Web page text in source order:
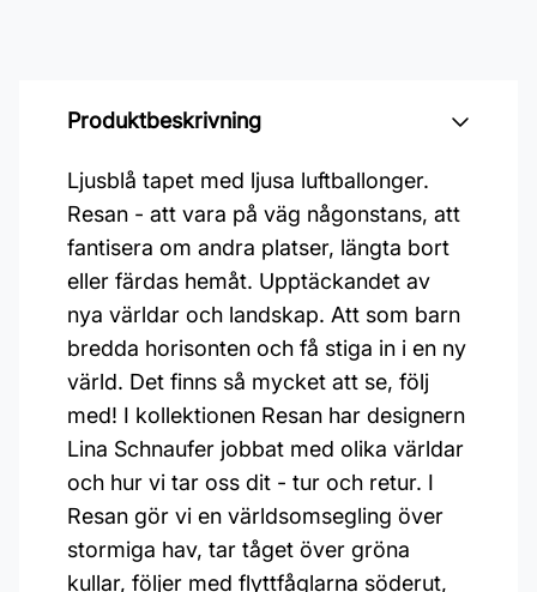
Produktbeskrivning
Ljusblå tapet med ljusa luftballonger.
Resan - att vara på väg någonstans, att
fantisera om andra platser, längta bort
eller färdas hemåt. Upptäckandet av
nya världar och landskap. Att som barn
bredda horisonten och få stiga in i en ny
värld. Det finns så mycket att se, följ
med! I kollektionen Resan har designern
Lina Schnaufer jobbat med olika världar
och hur vi tar oss dit - tur och retur. I
Resan gör vi en världsomsegling över
stormiga hav, tar tåget över gröna
kullar, följer med flyttfåglarna söderut,